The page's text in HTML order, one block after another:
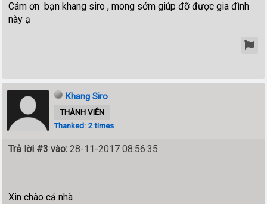
Cám ơn bạn khang siro , mong sớm giúp đỡ được gia đình
này ạ
Khang Siro
THÀNH VIÊN
Thanked: 2 times
Trả lời #3 vào: 28-11-2017 08:56:35
Xin chào cả nhà